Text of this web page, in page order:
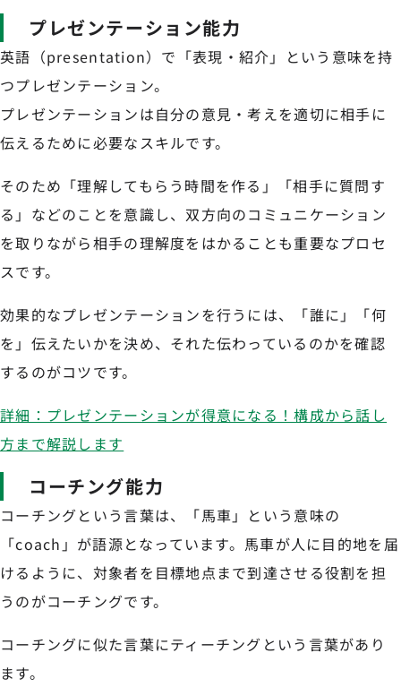
プレゼンテーション能力
英語（presentation）で「表現・紹介」という意味を持
つプレゼンテーション。
プレゼンテーションは自分の意見・考えを適切に相手に
伝えるために必要なスキルです。
そのため「理解してもらう時間を作る」「相手に質問す
る」などのことを意識し、双方向のコミュニケーション
を取りながら相手の理解度をはかることも重要なプロセ
スです。
効果的なプレゼンテーションを行うには、「誰に」「何
を」伝えたいかを決め、それた伝わっているのかを確認
するのがコツです。
詳細：プレゼンテーションが得意になる！構成から話し
方まで解説します
コーチング能力
コーチングという言葉は、「馬車」という意味の
「coach」が語源となっています。馬車が人に目的地を届
けるように、対象者を目標地点まで到達させる役割を担
うのがコーチングです。
コーチングに似た言葉にティーチングという言葉があり
ます。